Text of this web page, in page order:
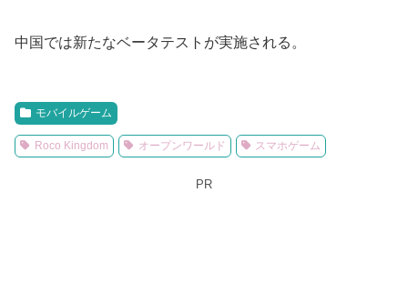
中国では新たなベータテストが実施される。
モバイルゲーム
Roco Kingdom オープンワールド スマホゲーム
PR